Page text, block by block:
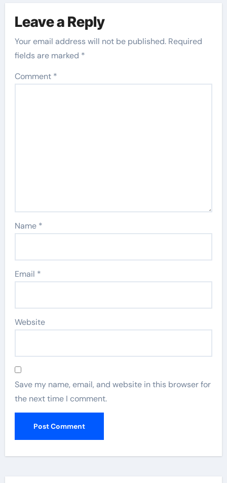
Leave a Reply
Your email address will not be published. Required
fields are marked *
Comment *
Name *
Email *
Website
Save my name, email, and website in this browser for
the next time I comment.